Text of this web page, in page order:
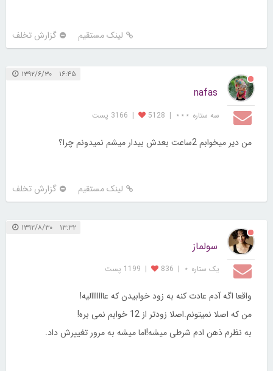
لینک مستقیم گزارش تخلف
۱۶:۴۵ ۱۳۹۲/۶/۳۰
nafas
سه ستاره ⋆⋆⋆ |
5128
| 3166 پست
من دیر میخوابم 2ساعت بعدش بیدار میشم نمیدونم چرا؟
لینک مستقیم گزارش تخلف
۱۳:۳۲ ۱۳۹۲/۸/۳۰
سولماز
یک ستاره ⋆ |
836
| 1199 پست
واقعا اگه آدم عادت کنه به زود خوابیدن که عااااااالیه!
من که اصلا نمیتونم.اصلا زودتر از 12 خوابم نمی بره!
به نظرم ذهن ادم شرطی میشه!اما میشه به مرور تغییرش داد.